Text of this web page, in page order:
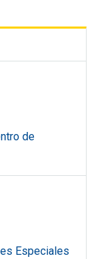
de
Especiales